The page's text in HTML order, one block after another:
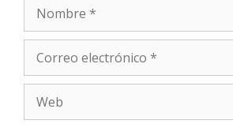
electrónico